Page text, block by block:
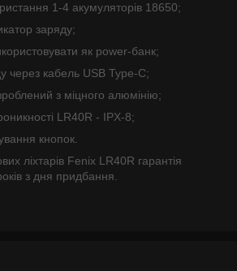
1-4 акумуляторів 18650;
заряду;
як power-банк;
через кабель USB Type-C;
з міцного алюмінію;
LR40R - IPX-8;
кнопок.
ліхтарів Fenix LR40R гарантія
з дня придбання.